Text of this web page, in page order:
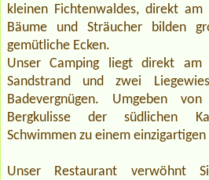
kleinen Fichtenwaldes, direkt am
Bäume und Sträucher bilden
gemütliche Ecken.
Unser Camping liegt direkt
Sandstrand und zwei
Badevergnügen. Umgeben
Bergkulisse der südlichen
Schwimmen zu einem einzigartigen
Unser Restaurant verwöhnt